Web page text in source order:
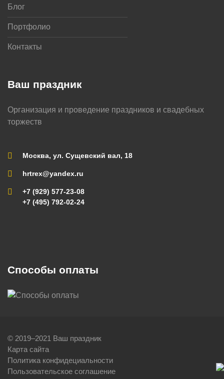
Ваш праздник
Организация и проведение праздников и свадебных
торжеств
Москва, ул. Сущевский вал, 18
hrtrex@yandex.ru
+7 (929) 577-23-08
+7 (495) 792-02-24
Блог
Портфолио
Контакты
Способы оплаты
© 2019–2021 Ваш праздник
Карта сайта
Политика конфидециальности
Пользовательское соглашение